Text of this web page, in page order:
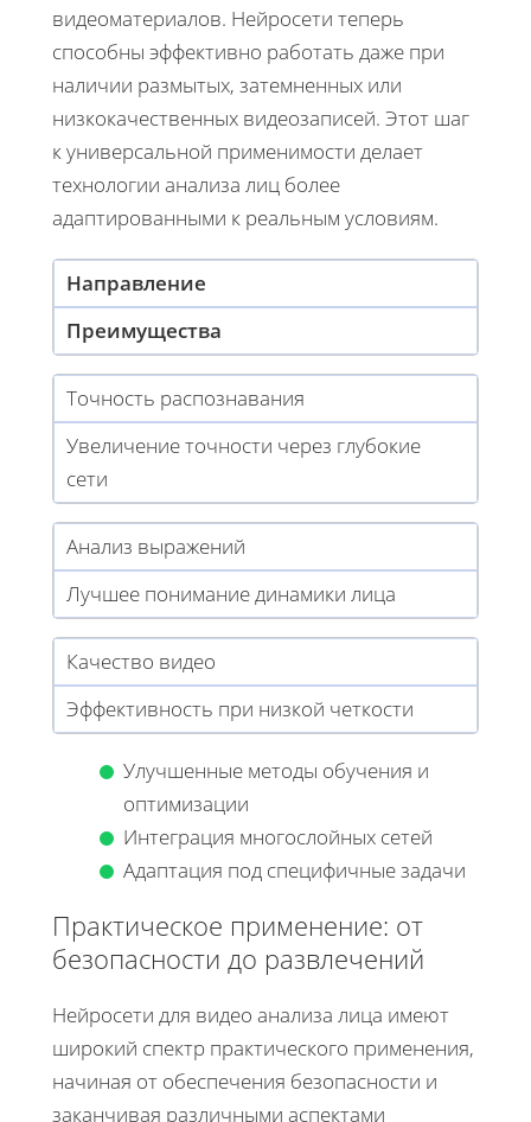
видеоматериалов. Нейросети теперь
способны эффективно работать даже при
наличии размытых, затемненных или
низкокачественных видеозаписей. Этот шаг
к универсальной применимости делает
технологии анализа лиц более
адаптированными к реальным условиям.
Направление
Преимущества
Точность распознавания
Увеличение точности через глубокие
сети
Анализ выражений
Лучшее понимание динамики лица
Качество видео
Эффективность при низкой четкости
Улучшенные методы обучения и
оптимизации
Интеграция многослойных сетей
Адаптация под специфичные задачи
Практическое применение: от
безопасности до развлечений
Нейросети для видео анализа лица имеют
широкий спектр практического применения,
начиная от обеспечения безопасности и
заканчивая различными аспектами